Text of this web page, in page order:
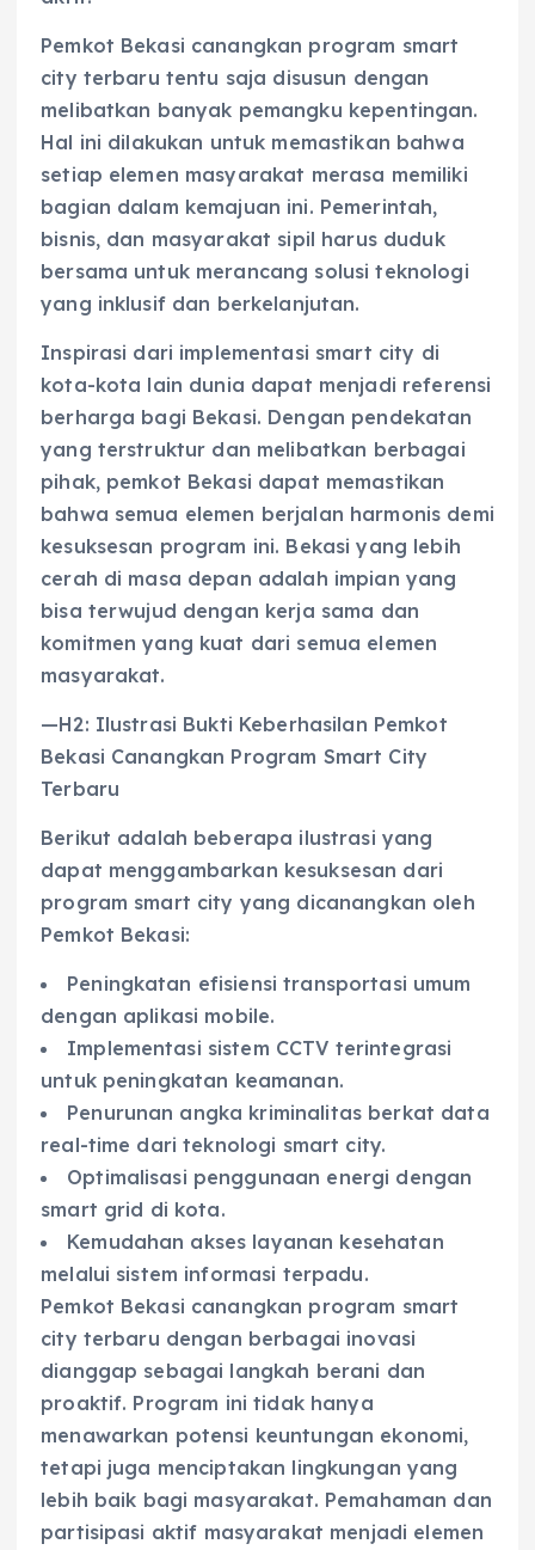
Pemkot Bekasi canangkan program smart
city terbaru tentu saja disusun dengan
melibatkan banyak pemangku kepentingan.
Hal ini dilakukan untuk memastikan bahwa
setiap elemen masyarakat merasa memiliki
bagian dalam kemajuan ini. Pemerintah,
bisnis, dan masyarakat sipil harus duduk
bersama untuk merancang solusi teknologi
yang inklusif dan berkelanjutan.
Inspirasi dari implementasi smart city di
kota-kota lain dunia dapat menjadi referensi
berharga bagi Bekasi. Dengan pendekatan
yang terstruktur dan melibatkan berbagai
pihak, pemkot Bekasi dapat memastikan
bahwa semua elemen berjalan harmonis demi
kesuksesan program ini. Bekasi yang lebih
cerah di masa depan adalah impian yang
bisa terwujud dengan kerja sama dan
komitmen yang kuat dari semua elemen
masyarakat.
—H2: Ilustrasi Bukti Keberhasilan Pemkot
Bekasi Canangkan Program Smart City
Terbaru
Berikut adalah beberapa ilustrasi yang
dapat menggambarkan kesuksesan dari
program smart city yang dicanangkan oleh
Pemkot Bekasi:
Peningkatan efisiensi transportasi umum
dengan aplikasi mobile.
Implementasi sistem CCTV terintegrasi
untuk peningkatan keamanan.
Penurunan angka kriminalitas berkat data
real-time dari teknologi smart city.
Optimalisasi penggunaan energi dengan
smart grid di kota.
Kemudahan akses layanan kesehatan
melalui sistem informasi terpadu.
Pemkot Bekasi canangkan program smart
city terbaru dengan berbagai inovasi
dianggap sebagai langkah berani dan
proaktif. Program ini tidak hanya
menawarkan potensi keuntungan ekonomi,
tetapi juga menciptakan lingkungan yang
lebih baik bagi masyarakat. Pemahaman dan
partisipasi aktif masyarakat menjadi elemen